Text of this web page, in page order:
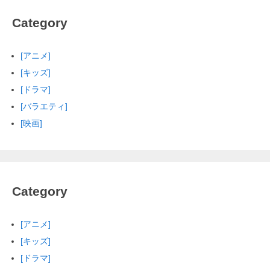
Category
[アニメ]
[キッズ]
[ドラマ]
[バラエティ]
[映画]
Category
[アニメ]
[キッズ]
[ドラマ]